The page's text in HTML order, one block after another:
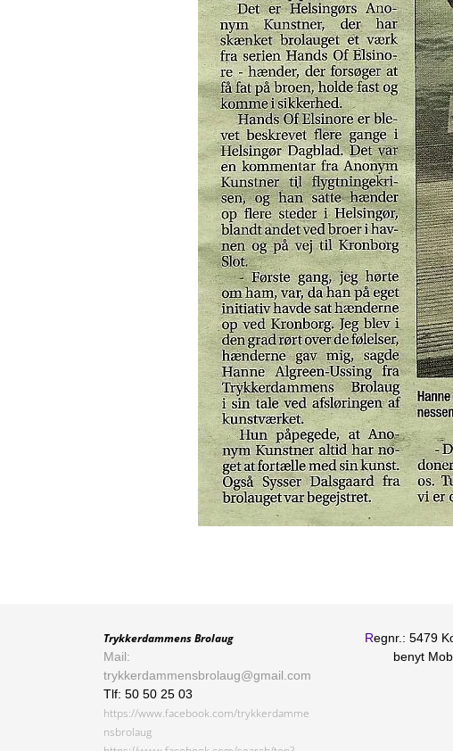
Trykkerdammens Brolaug
Mail:
trykkerdammensbrolaug@gmail.com
Tlf: 50 50 25 03
https://www.facebook.com/trykkerdamme
nsbrolaug
Regnr.: 5479
benyt